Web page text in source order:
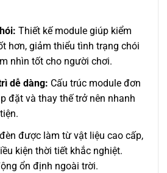
Thiết kế module giúp kiểm
hơn, giảm thiểu tình trạng chói
nhìn tốt cho người chơi.
dễ dàng: Cấu trúc module đơn
đặt và thay thế trở nên nhanh
được làm từ vật liệu cao cấp,
kiện thời tiết khắc nghiệt.
ổn định ngoài trời.